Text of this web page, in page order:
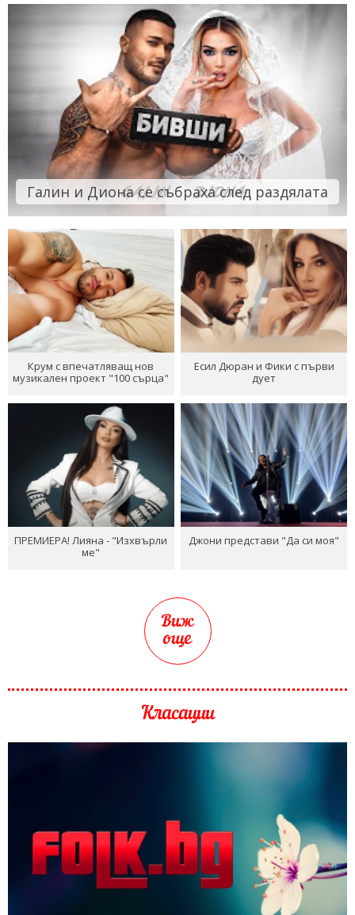
Галин и Диона се събраха след раздялата
Крум с впечатляващ нов
музикален проект "100 сърца"
Есил Дюран и Фики с първи
дует
ПРЕМИЕРА! Лияна - "Изхвърли
ме"
Джони представи "Да си моя"
Виж
още
Класации